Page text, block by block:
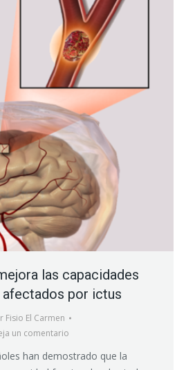
las capacidades
por ictus
Fisio El Carmen
un comentario
han demostrado que la